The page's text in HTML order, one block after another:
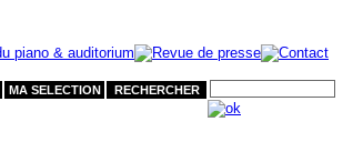
MA SELECTION RECHERCHER